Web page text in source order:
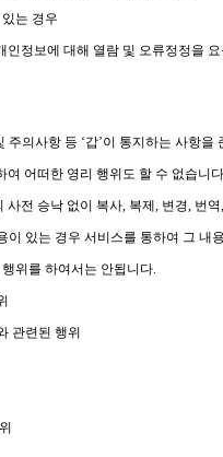
는 경우
인정보에 대해 열람 및 오류정정을
주의사항 등 ‘갑’이 통지하는 사항을
여 어떠한 영리 행위도 할 수 없습니다
사전 승낙 없이 복사, 복제 , 변경, 번역
이 있는 경우 서비스를 통하여 그 내
위를 하여서는 안됩니다.
관련된 행위